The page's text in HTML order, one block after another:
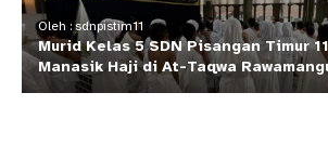
Oleh : sdnpistim11
Murid Kelas 5 SDN Pisangan Timur
Manasik Haji di At-Taqwa